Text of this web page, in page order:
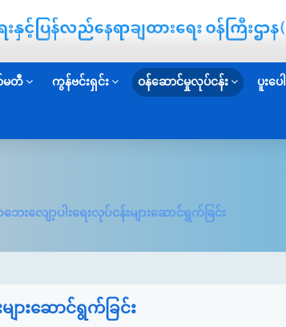
မတီ ကွန်ဗင်းရှင်း ဝန်ဆောင်မှုလုပ်ငန်း ပူးပ
းလျော့ပါးရေးလုပ်ငန်းများဆောင်ရွက်ခြင်း
ျားဆောင်ရွက်ခြင်း